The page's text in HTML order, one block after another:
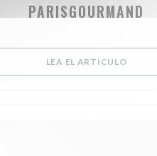
PARISGOURMAND
LEA EL ARTICULO